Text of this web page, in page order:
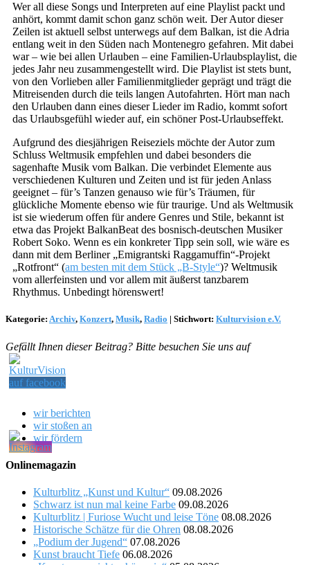
Wer all diese Songs und Interpreten auf eine Playlist packt und
anhört, kommt damit schon ganz schön weit. Der Autor dieser
Zeilen ist aktuell selbst unterwegs auf dem Balkan, ist die Adria
entlang weit in den Süden nach Montenegro gefahren. Mit dabei
war – wie bei allen Urlauben – eine Familien-Urlaubsplaylist, die
jedes Jahr neu zusammengestellt wird. Die Playlist ist stets bunt,
von den Vorlieben aller Familienmitglieder geprägt und trägt die
Mitreisenden durch die teils langen Autofahrten. Hört man nach
den Urlauben dann eines dieser Lieder im Radio, kommt sofort
das Urlaubsgefühl wieder auf, ein schöner Post-Urlaubseffekt.
Aufgrund des diesjährigen Reiseziels möchte der Autor zum
Schluss Weltmusik empfehlen und dabei besonders die
sagenhafte Musik vom Balkan. Die verbindet Elemente aus
verschiedenen Kulturen und Zeiten und ist für jeden Anlass
geeignet – für’s Tanzen genauso wie für’s Träumen, für
glückliche Momente ebenso wie für traurige. Und als Weltmusik
ist sie wiederum offen für andere Genres und Stile, bekannt ist
etwa das Projekt BalkanBeat des bosnisch-deutschen Musiker
Robert Soko. Wenn es ein konkreter Tipp sein soll, wie wäre es
dann mit dem Berliner „Emigrantski Raggamuffin“-Projekt
„Rotfront“ (am besten mit dem Stück „B-Style“)? Weltmusik
vom allerfeinsten und vor allem mit äußerst tanzbarem
Rhythmus. Unbedingt hörenswert!
Kategorie: Archiv, Konzert, Musik, Radio | Stichwort: Kulturvision e.V.
Gefällt Ihnen dieser Beitrag? Bitte besuchen Sie uns auf
wir berichten
wir stoßen an
wir fördern
Onlinemagazin
Kulturblitz „Kunst und Kultur“ 09.08.2026
Schwarz ist nun mal keine Farbe 09.08.2026
Kulturblitz | Furiose Wucht und leise Töne 08.08.2026
Historische Schätze für die Ohren 08.08.2026
„Podium der Jugend“ 07.08.2026
Kunst braucht Tiefe 06.08.2026